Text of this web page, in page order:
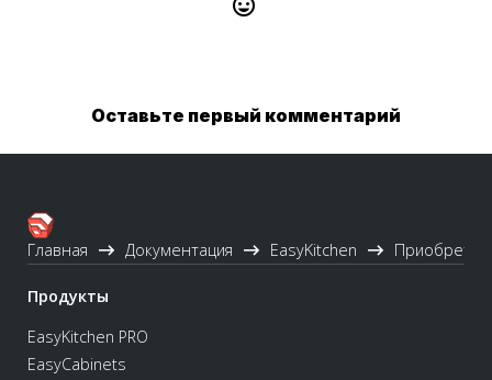
Оставьте первый комментарий
Главная Документация EasyKitchen
Продукты
EasyKitchen PRO
EasyCabinets